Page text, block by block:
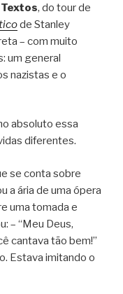
, do tour de
de Stanley
– com muito
um general
nazistas e o
absoluto essa
diferentes.
se conta sobre
a ária de uma ópera
uma tomada e
– “Meu Deus,
cantava tão bem!”
Estava imitando o